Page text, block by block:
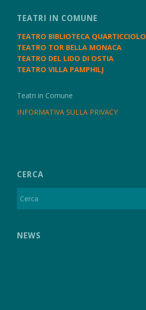
TEATRI IN COMUNE
TEATRO BIBLIOTECA QUARTICCIOLO
TEATRO TOR BELLA MONACA
TEATRO DEL LIDO DI OSTIA
TEATRO VILLA PAMPHILJ
Teatri in Comune
INFORMATIVA SULLA PRIVACY
CERCA
NEWS